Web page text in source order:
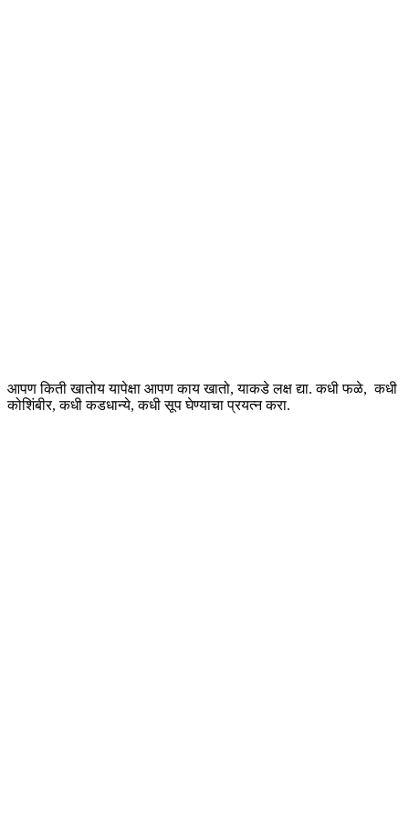
आपण किती खातोय यापेक्षा आपण काय खातो, याकडे लक्ष द्या. कधी फळे, कधी
कोशिंबीर, कधी कडधान्ये, कधी सूप घेण्याचा प्रयत्न करा.